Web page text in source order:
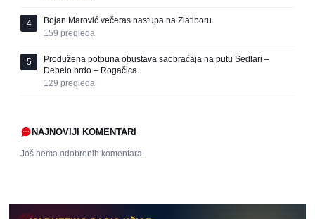
4
Bojan Marović večeras nastupa na Zlatiboru
159 pregleda
5
Produžena potpuna obustava saobraćaja na putu Sedlari –
Debelo brdo – Rogačica
129 pregleda
NAJNOVIJI KOMENTARI
Još nema odobrenih komentara.